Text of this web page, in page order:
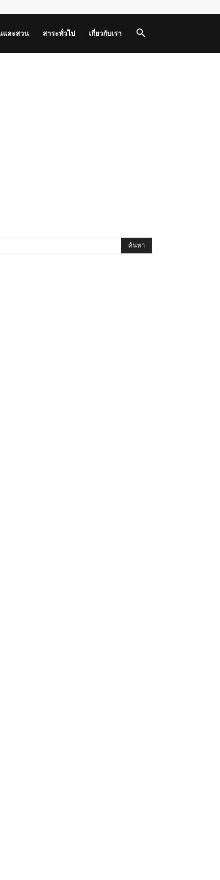
และสวน สาระทั่วไป เกี่ยวกับเรา